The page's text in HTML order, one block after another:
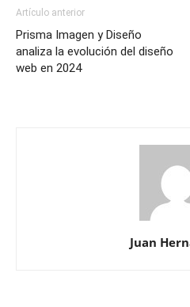
Artículo anterior
Prisma Imagen y Diseño
analiza la evolución del diseño
web en 2024
Juan